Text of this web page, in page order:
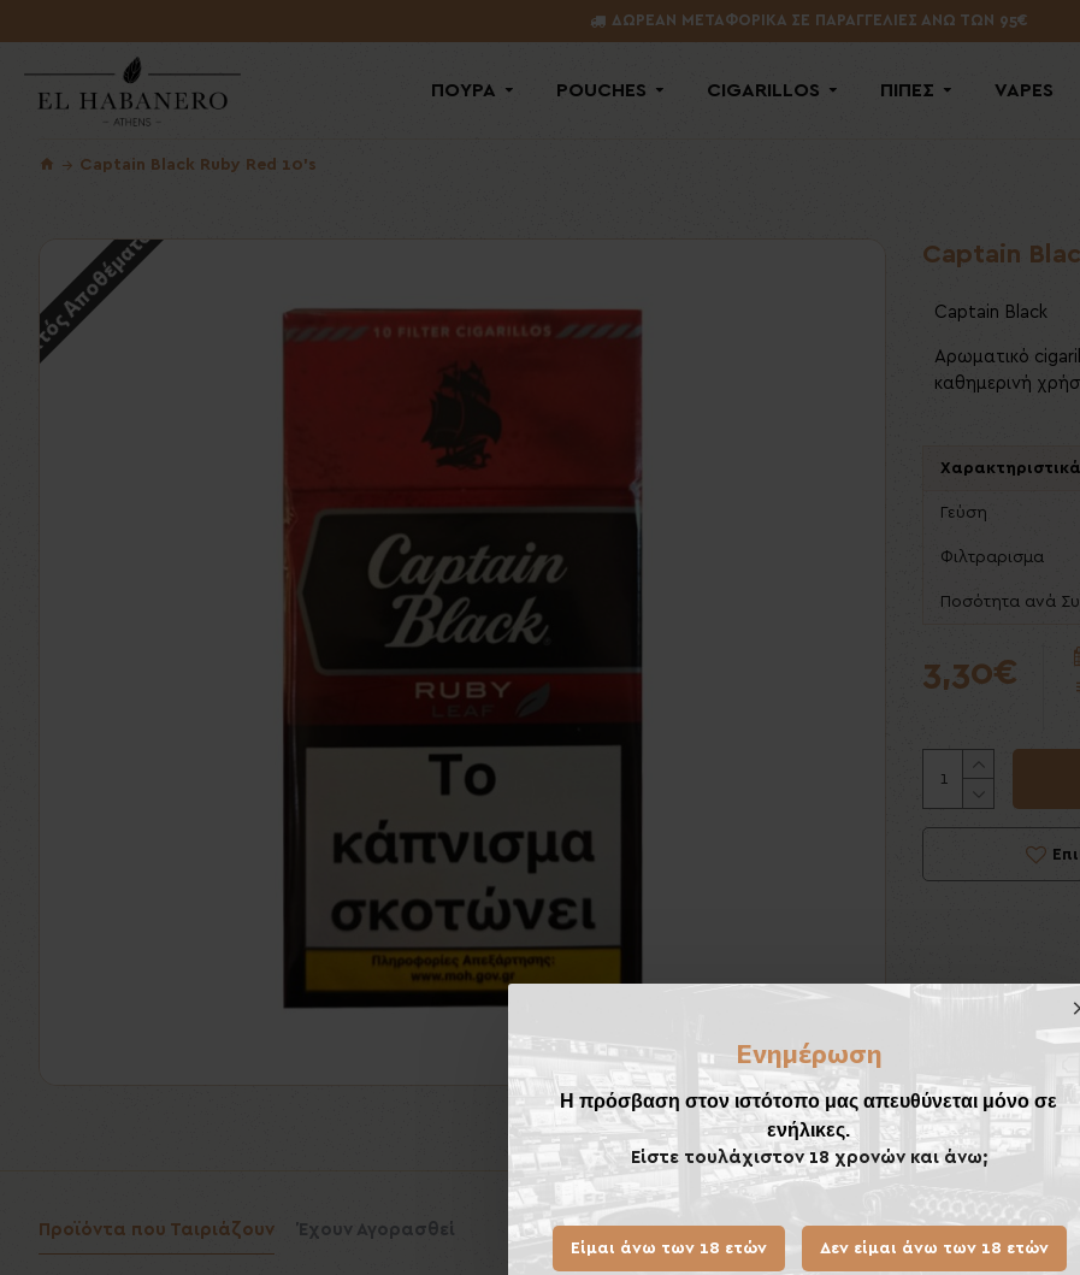
Ενημέρωση
Η πρόσβαση στον ιστότοπο μας απευθύνεται μόνο σε
ενήλικες.
Είστε τουλάχιστον 18 χρονών και άνω;
Είμαι άνω των 18 ετών Δεν είμαι άνω των 18 ετών
ΔΩΡΕΑΝ ΜΕΤΑΦΟΡΙΚΑ ΣΕ ΠΑΡΑΓΓΕΛΙΕΣ ΑΝΩ ΤΩΝ 95€
ΠΟΥΡΑ POUCHES CIGARILLOS ΠΙΠΕΣ VAPES
Captain Black Ruby Red 10's
Εκτός Αποθέματος Captain
Captain Black
Αρωματικό
καθημερινή
Χαρακτηριστικά
Γεύση
Φιλτραρισμα
Ποσότητα ανά
3,30€
Προϊόντα που Ταιριάζουν Έχουν Αγορασθεί Ίδιας Κατηγορίας Ίδιου